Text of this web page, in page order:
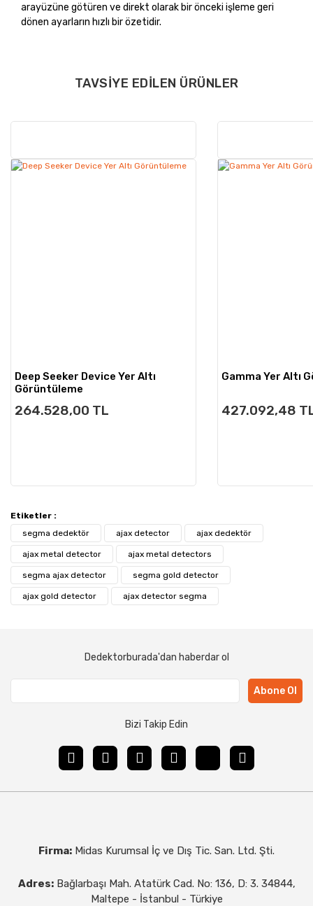
arayüzüne götüren ve direkt olarak bir önceki işleme geri
dönen ayarların hızlı bir özetidir.
TAVSIYE EDILEN ÜRÜNLER
Deep Seeker Device Yer Altı
Görüntüleme
264.528,00 TL
Gamma Yer Altı
427.092,48
Etiketler :
segma dedektör
ajax detector ajax dedektör
ajax metal detector ajax metal detectors
segma ajax detector segma gold detector
ajax gold detector ajax detector segma
Dedektorburada'dan haberdar ol
Abone Ol
Bizi Takip Edin
Firma: Midas Kurumsal İç ve Dış Tic. San. Ltd. Şti.
Adres: Bağlarbaşı Mah. Atatürk Cad. No: 136, D: 3. 34844,
Maltepe - İstanbul - Türkiye